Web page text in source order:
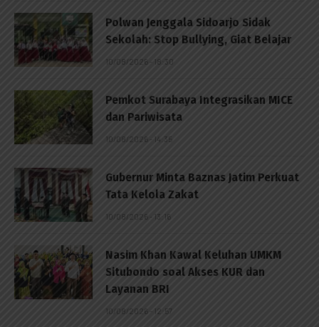
Polwan Jenggala Sidoarjo Sidak
Sekolah: Stop Bullying, Giat Belajar
10/08/2026 - 18:30
Pemkot Surabaya Integrasikan MICE
dan Pariwisata
10/08/2026 - 14:35
Gubernur Minta Baznas Jatim Perkuat
Tata Kelola Zakat
10/08/2026 - 13:16
Nasim Khan Kawal Keluhan UMKM
Situbondo soal Akses KUR dan
Layanan BRI
10/08/2026 - 12:57